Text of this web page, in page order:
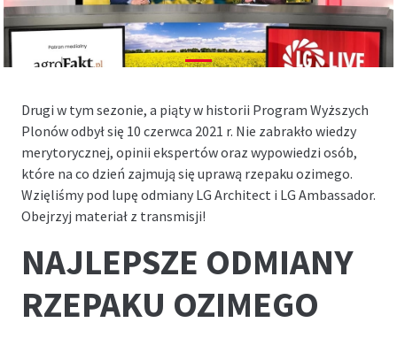
Drugi w tym sezonie, a piąty w historii Program Wyższych
Plonów odbył się 10 czerwca 2021 r. Nie zabrakło wiedzy
merytorycznej, opinii ekspertów oraz wypowiedzi osób,
które na co dzień zajmują się uprawą rzepaku ozimego.
Wzięliśmy pod lupę odmiany LG Architect i LG Ambassador.
Obejrzyj materiał z transmisji!
NAJLEPSZE ODMIANY
RZEPAKU OZIMEGO